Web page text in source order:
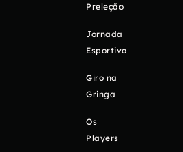
Preleção
Jornada
Esportiva
Giro na
Gringa
Os
Players